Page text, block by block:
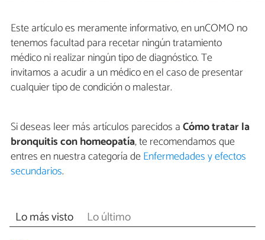
Este artículo es meramente informativo, en unCOMO no
tenemos facultad para recetar ningún tratamiento
médico ni realizar ningún tipo de diagnóstico. Te
invitamos a acudir a un médico en el caso de presentar
cualquier tipo de condición o malestar.
Si deseas leer más artículos parecidos aCómo tratar la
bronquitis con homeopatía, te recomendamos que
entres en nuestra categoría deEnfermedades y efectos
secundarios.
Lo más visto Lo último